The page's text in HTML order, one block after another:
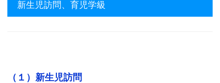
新生児訪問、育児学級
（１）新生児訪問